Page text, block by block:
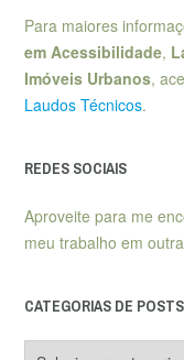
Para maiores
em Acessibilidade,
Imóveis Urbanos,
Laudos Técnicos.
REDES SOCIAIS
Aproveite para me
meu trabalho em
CATEGORIAS DE POSTS